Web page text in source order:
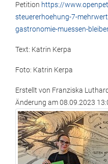
Petition https://
steuererhoehung-7-
gastronomie-muessen-
Text: Katrin Kerpa
Foto: Katrin Kerpa
Erstellt von Franziska
Änderung am08.09.2023